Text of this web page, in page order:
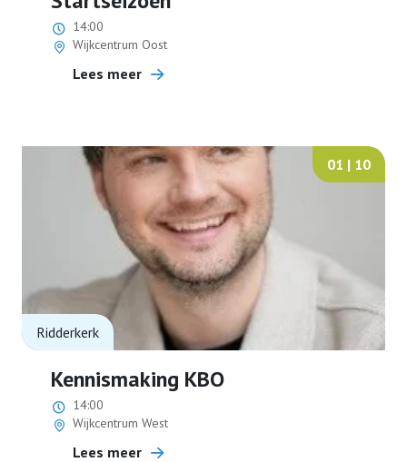
terugblikken
Nieuwsbrieven
14:00
Wijkcentrum Oost
Lees meer
01 | 10
Ridderkerk
Kennismaking KBO
14:00
Wijkcentrum West
Lees meer